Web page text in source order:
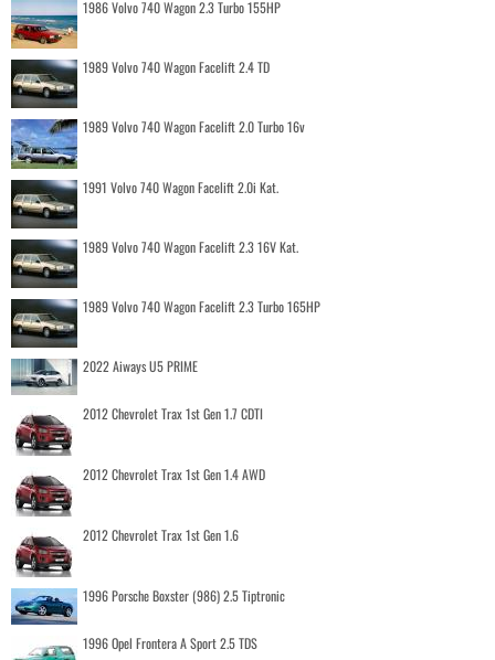
1986 Volvo 740 Wagon 2.3 Turbo 155HP
1989 Volvo 740 Wagon Facelift 2.4 TD
1989 Volvo 740 Wagon Facelift 2.0 Turbo 16v
1991 Volvo 740 Wagon Facelift 2.0i Kat.
1989 Volvo 740 Wagon Facelift 2.3 16V Kat.
1989 Volvo 740 Wagon Facelift 2.3 Turbo 165HP
2022 Aiways U5 PRIME
2012 Chevrolet Trax 1st Gen 1.7 CDTI
2012 Chevrolet Trax 1st Gen 1.4 AWD
2012 Chevrolet Trax 1st Gen 1.6
1996 Porsche Boxster (986) 2.5 Tiptronic
1996 Opel Frontera A Sport 2.5 TDS